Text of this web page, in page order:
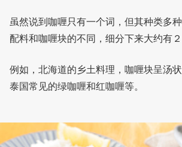
虽然说到咖喱只有一个词，但其种类多
配料和咖喱块的不同，细分下来大约有２
例如，北海道的乡土料理，咖喱块呈汤
泰国常见的绿咖喱和红咖喱等。